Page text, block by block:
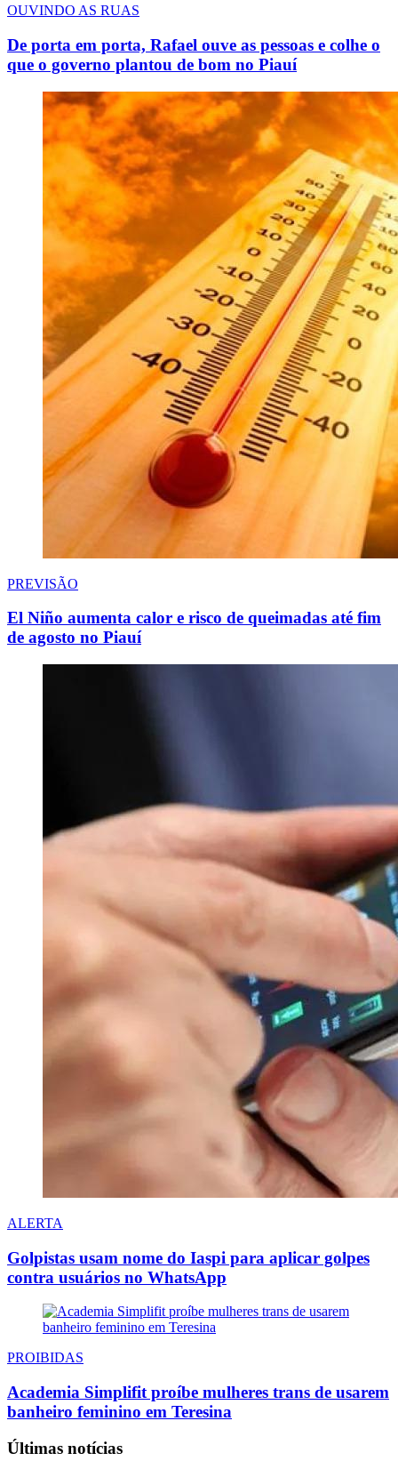
OUVINDO AS RUAS
De porta em porta, Rafael ouve as pessoas e colhe o
que o governo plantou de bom no Piauí
PREVISÃO
El Niño aumenta calor e risco de queimadas até fim
de agosto no Piauí
ALERTA
Golpistas usam nome do Iaspi para aplicar golpes
contra usuários no WhatsApp
PROIBIDAS
Academia Simplifit proíbe mulheres trans de usarem
banheiro feminino em Teresina
Últimas notícias